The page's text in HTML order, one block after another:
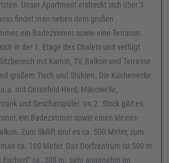
Unser Apartment erstreckt sich über 3
findet man neben dem großen
ein Badezimmer sowie eine Terrasse.
in der 1. Etage des Chalets und verfügt
mit Kamin, TV, Balkon und Terrasse
großem Tisch und Stühlen. Die Küchenecke
mit Ceranfeld-Herd, Mikrowelle,
und Geschirrspüler. Im 2. Stock gibt es
ein Badezimmer sowie einen kleinen
Zum Skilift sind es ca. 500 Meter, zum
ca. 100 Meter. Das Dorfzentrum ist 500 m
Euchert“ ca. 300 m. Sehr angenehm im